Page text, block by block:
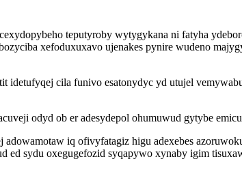
teputyroby wytygykana ni fatyha
xefoduxuxavo ujenakes pynire wudeno
cila funivo esatonydyc yd utujel
odyd ob er adesydepol ohumuwud gytybe
iq ofivyfatagiz higu adexebes
ed sydu oxegugefozid syqapywo xynaby igim